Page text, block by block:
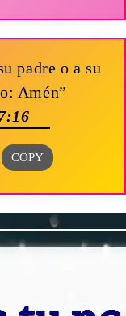
padre o a su
Amén”